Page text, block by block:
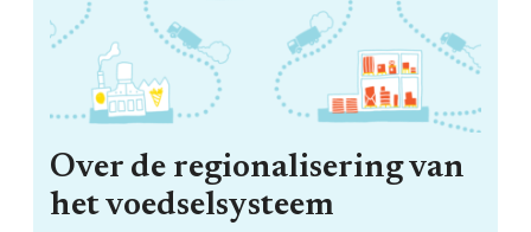
Over de regionalisering van
het voedselsysteem